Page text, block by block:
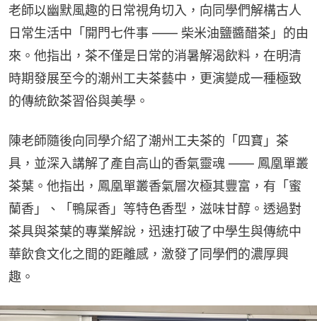
老師以幽默風趣的日常視角切入，向同學們解構古人
日常生活中「開門七件事 —— 柴米油鹽醬醋茶」的由
來。他指出，茶不僅是日常的消暑解渴飲料，在明清
時期發展至今的潮州工夫茶藝中，更演變成一種極致
的傳統飲茶習俗與美學。
陳老師隨後向同學介紹了潮州工夫茶的「四寶」茶
具，並深入講解了產自高山的香氣靈魂 —— 鳳凰單叢
茶葉。他指出，鳳凰單叢香氣層次極其豐富，有「蜜
蘭香」、「鴨屎香」等特色香型，滋味甘醇。透過對
茶具與茶葉的專業解說，迅速打破了中學生與傳統中
華飲食文化之間的距離感，激發了同學們的濃厚興
趣。